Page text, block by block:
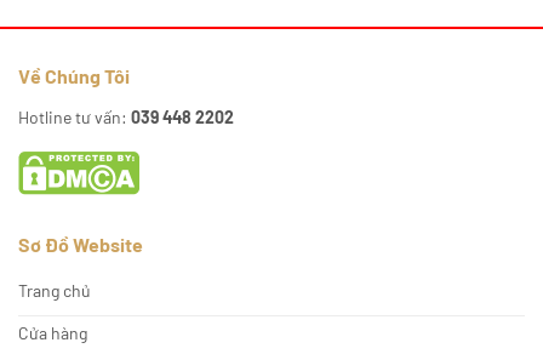
Về Chúng Tôi
Hotline tư vấn: 039 448 2202
Sơ Đồ Website
Trang chủ
Cửa hàng